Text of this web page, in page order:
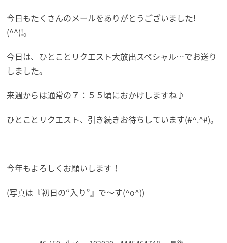
今日もたくさんのメールをありがとうございました!
(^^)!。
今日は、ひとことリクエスト大放出スペシャル…でお送り
しました。
来週からは通常の７：５５頃におかけしますね♪
ひとことリクエスト、引き続きお待ちしています(#^.^#)。
今年もよろしくお願いします！
(写真は『初日の“入り”』で～す(^o^))